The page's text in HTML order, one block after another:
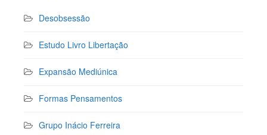
Desobsessão
Estudo Livro Libertação
Expansão Mediúnica
Formas Pensamentos
Grupo Inácio Ferreira